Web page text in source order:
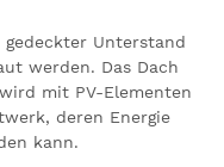
gedeckter Unterstand
werden. Das Dach
mit PV-Elementen
deren Energie
kann.